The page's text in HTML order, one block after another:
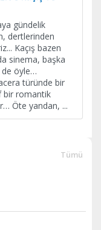
gündelik
dertlerinden
Kaçış bazen
sinema, başka
de öyle…
türünde bir
bir romantik
Öte yandan, ...
Tümü